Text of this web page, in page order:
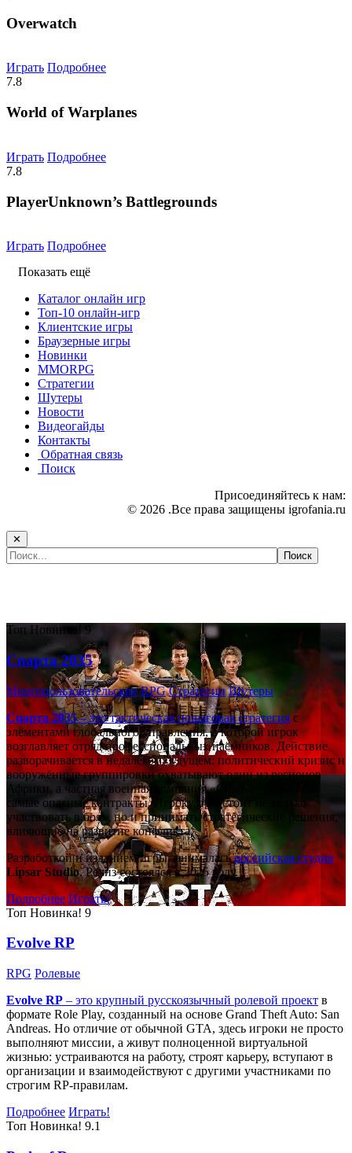
Overwatch
Играть Подробнее
7.8
World of Warplanes
Играть Подробнее
7.8
PlayerUnknown’s Battlegrounds
Играть Подробнее
Показать ещё
Каталог онлайн игр
Топ-10 онлайн-игр
Клиентские игры
Браузерные игры
Новинки
MMORPG
Стратегии
Шутеры
Новости
Видеогайды
Контакты
Обратная связь
Поиск
Присоединяйтесь к нам:
© 2026 .Все права защищены igrofania.ru
✕
Топ Новинка! 9
Спарта 2035
Многопользовательские RPG Стратегии Шутеры
Спарта 2035– это тактическаяпошаговая стратегияс
элементами глобального управления, в которой игрок
возглавляет отряд профессиональных наёмников. Действие
разворачивается в недалёком будущем: политический кризис и
вооружённые группировки охватывают один из регионов
Африки, а частная военная компания «Спарта» берётся за
самые опасные контракты. Игроку предстоит не только
участвовать в боях, но и принимать стратегические решения,
влияющие на развитие конфликта.
Разработкой и изданием игры занималасьроссийская студия
Lipsar Studio. Релиз состоялся в 2025 году.
Подробнее Играть!
Топ Новинка! 9
Evolve RP
RPG Ролевые
Evolve RP – это крупный русскоязычный ролевой проект в
формате Role Play, созданный на основе Grand Theft Auto: San
Andreas. Но отличие от обычной GTA, здесь игроки не просто
выполняют миссии, а живут полноценной виртуальной
жизнью: устраиваются на работу, строят карьеру, вступают в
организации и взаимодействуют с другими участниками по
строгим RP-правилам.
Подробнее Играть!
Топ Новинка! 9.1